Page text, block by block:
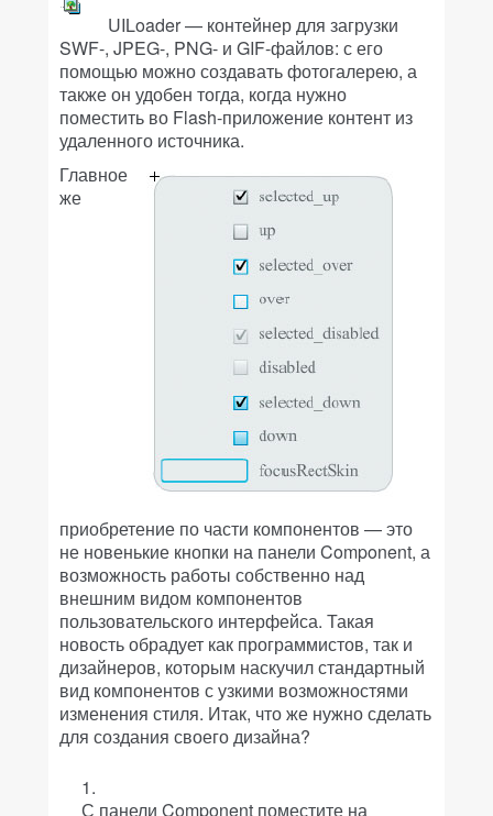
UILoader — контейнер для загрузки
SWF-, JPEG-, PNG- и GIF-файлов: с его
помощью можно создавать фотогалерею, а
также он удобен тогда, когда нужно
поместить во Flash-приложение контент из
удаленного источника.
Главное
же
приобретение по части компонентов — это
не новенькие кнопки на панели Component, а
возможность работы собственно над
внешним видом компонентов
пользовательского интерфейса. Такая
новость обрадует как программистов, так и
дизайнеров, которым наскучил стандартный
вид компонентов с узкими возможностями
изменения стиля. Итак, что же нужно сделать
для создания своего дизайна?
С панели Component поместите на